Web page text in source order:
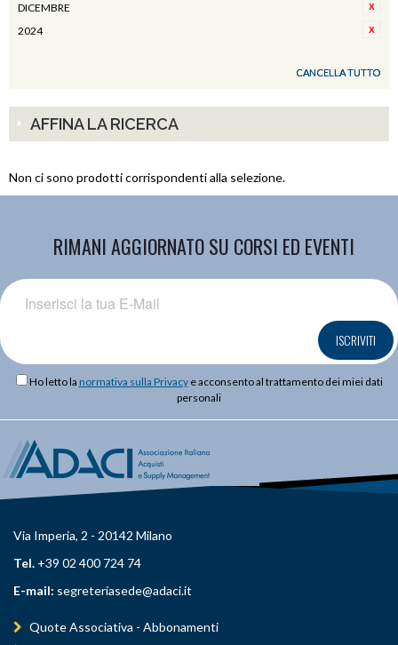
DICEMBRE
2024
CANCELLA TUTTO
AFFINA LA RICERCA
Non ci sono prodotti corrispondenti alla selezione.
RIMANI AGGIORNATO SU CORSI ED EVENTI
ISCRIVITI
Ho letto la normativa sulla Privacye acconsento al trattamento dei miei dati
personali
Via Imperia, 2 - 20142 Milano
Tel. +39 02 400 724 74
E-mail: segreteriasede@adaci.it
Quote Associativa - Abbonamenti